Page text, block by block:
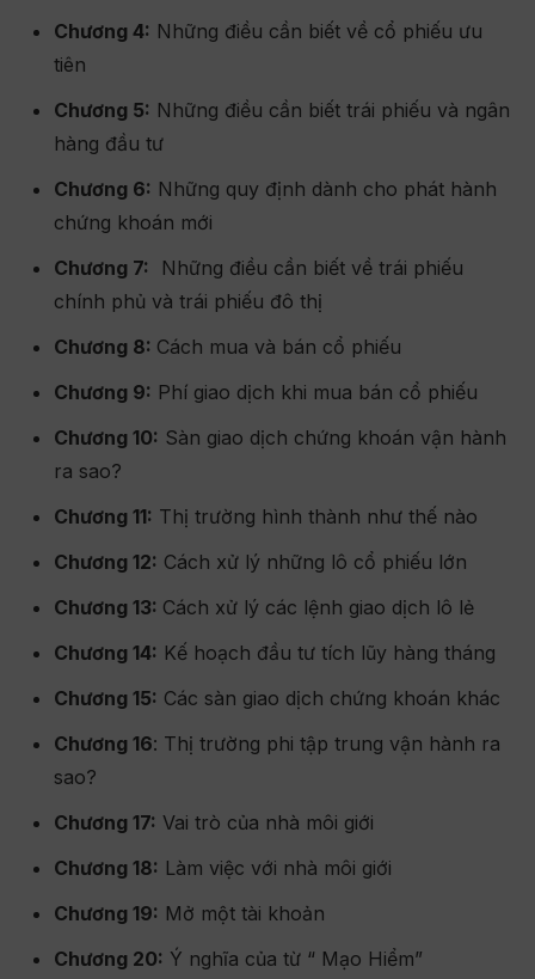
Chương 4: Những điều cần biết về cổ phiếu ưu
tiên
Chương 5: Những điều cần biết trái phiếu và ngân
hàng đầu tư
Chương 6: Những quy định dành cho phát hành
chứng khoán mới
Chương 7: Những điều cần biết về trái phiếu
chính phủ và trái phiếu đô thị
Chương 8: Cách mua và bán cổ phiếu
Chương 9: Phí giao dịch khi mua bán cổ phiếu
Chương 10: Sàn giao dịch chứng khoán vận hành
ra sao?
Chương 11: Thị trường hình thành như thế nào
Chương 12: Cách xử lý những lô cổ phiếu lớn
Chương 13: Cách xử lý các lệnh giao dịch lô lẻ
Chương 14: Kế hoạch đầu tư tích lũy hàng tháng
Chương 15: Các sàn giao dịch chứng khoán khác
Chương 16: Thị trường phi tập trung vận hành ra
sao?
Chương 17: Vai trò của nhà môi giới
Chương 18: Làm việc với nhà môi giới
Chương 19: Mở một tài khoản
Chương 20: Ý nghĩa của từ “ Mạo Hiểm”